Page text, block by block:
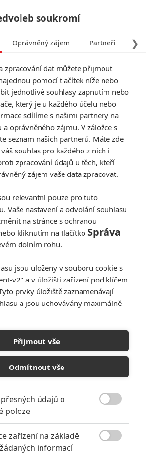
Shape of Water
(0) VIDEA (0)
Box Office: Black
Panther zase vyhrál,
Disney porazil sám
Anarvin | 11.03.2018 21:03
Oscar 2018:
Přehrajte si všechny
Anarvin | 05.03.2018 19:02
Výsledky překvapily
nepřekvapivostí
aneb nejlepší filmy Stevena Seagala
soukromí
❯
Oprávněný zájem Partneři
zpracování dat můžete přijmout
pomocí tlačítek níže nebo
jednotlivé souhlasy zapnutím nebo
který je u každého účelu nebo
sdílíme s našimi partnery na
a oprávněného zájmu. V záložce s
seznam našich partnerů. Máte zde
souhlas pro každého z nich i
zpracování údajů u těch, kteří
zájem vaše data zpracovat.
relevantní pouze pro tuto
Vaše nastavení a odvolání souhlasu
na stránce s ochranou
kliknutím na tlačítko Správa
dolním rohu.
jsou uloženy v souboru cookie s
v2" a v úložišti zařízení pod klíčem
prvky úložiště zaznamenávají
a jsou uchovávány maximálně
Přijmout vše
Odmítnout vše
údajů o
poloze
zařízení na základě
informací